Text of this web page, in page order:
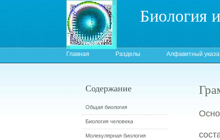
Биология
Главная Разделы Алфавитный
Содержание
Общая биология
Биология человека
Молекулярная биология